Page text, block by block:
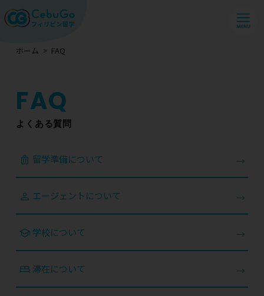
ホーム FAQ
よくある質問
留学準備について
エージェントについて
学校について
滞在について